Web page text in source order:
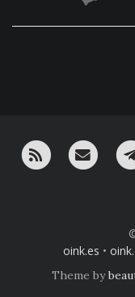
RSS
oink.es •
Theme by